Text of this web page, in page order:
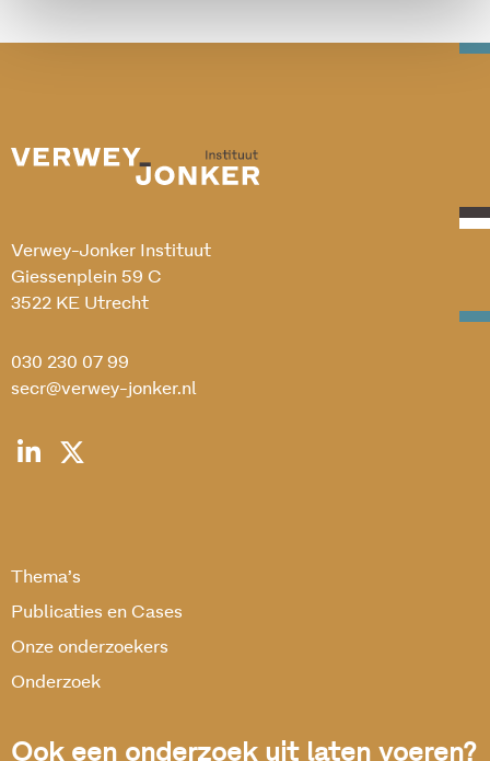
Verwey-Jonker Instituut
Giessenplein 59 C
3522 KE Utrecht
030 230 07 99
secr@verwey-jonker.nl
Thema’s
Publicaties en Cases
Onze onderzoekers
Onderzoek
Ook een onderzoek uit laten voeren?